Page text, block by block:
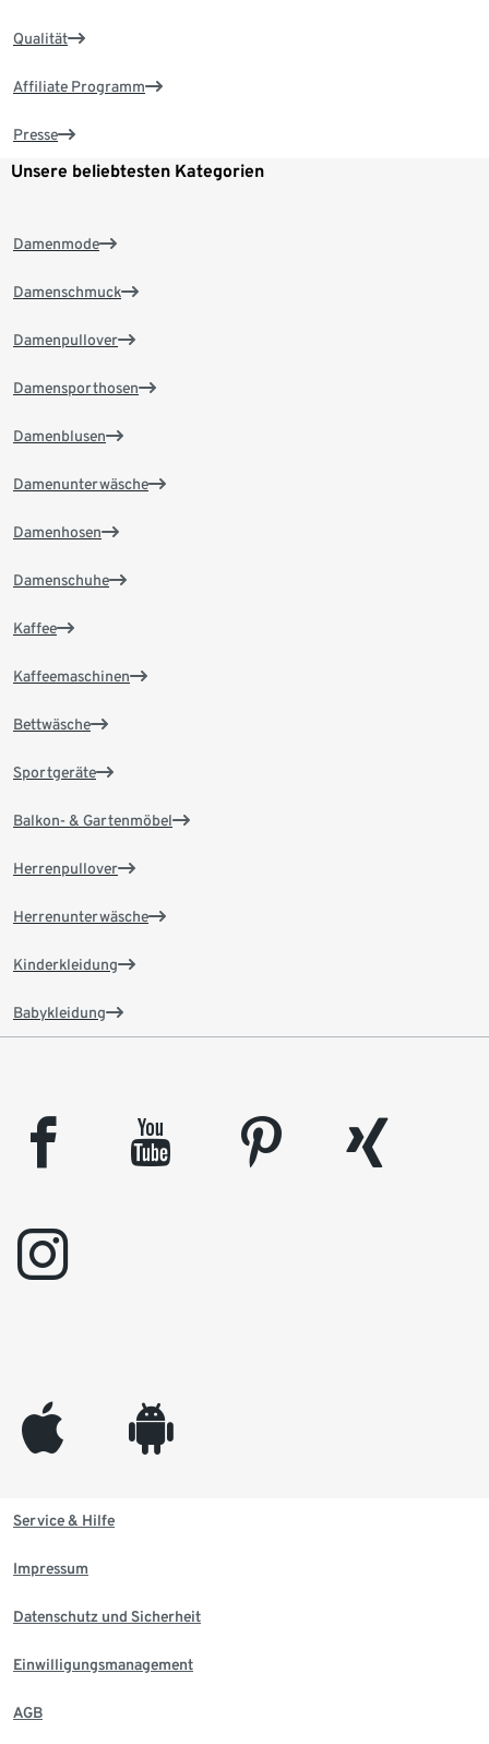
Qualität
Affiliate Programm
Presse
Unsere beliebtesten Kategorien
Damenmode
Damenschmuck
Damenpullover
Damensporthosen
Damenblusen
Damenunterwäsche
Damenhosen
Damenschuhe
Kaffee
Kaffeemaschinen
Bettwäsche
Sportgeräte
Balkon- & Gartenmöbel
Herrenpullover
Herrenunterwäsche
Kinderkleidung
Babykleidung
facebook youtube pinterest
xing
instagram
appleinc android
Service & Hilfe
Impressum
Datenschutz und Sicherheit
Einwilligungsmanagement
AGB